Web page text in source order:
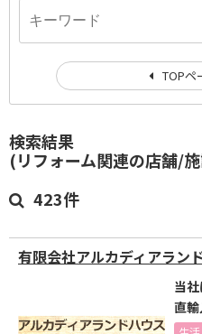
検索結果
(リフォーム関連の店舗/施
423件
有限会社アルカディアラン
当
直
TOPペ